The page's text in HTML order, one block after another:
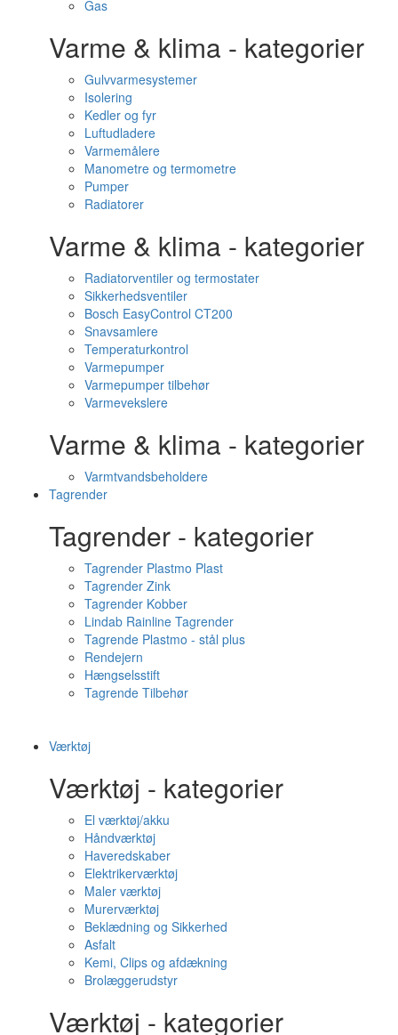
Gas
Varme & klima - kategorier
Gulvvarmesystemer
Isolering
Kedler og fyr
Luftudladere
Varmemålere
Manometre og termometre
Pumper
Radiatorer
Varme & klima - kategorier
Radiatorventiler og termostater
Sikkerhedsventiler
Bosch EasyControl CT200
Snavsamlere
Temperaturkontrol
Varmepumper
Varmepumper tilbehør
Varmevekslere
Varme & klima - kategorier
Varmtvandsbeholdere
Tagrender
Tagrender - kategorier
Tagrender Plastmo Plast
Tagrender Zink
Tagrender Kobber
Lindab Rainline Tagrender
Tagrende Plastmo - stål plus
Rendejern
Hængselsstift
Tagrende Tilbehør
Værktøj
Værktøj - kategorier
El værktøj/akku
Håndværktøj
Haveredskaber
Elektrikerværktøj
Maler værktøj
Murerværktøj
Beklædning og Sikkerhed
Asfalt
Kemi, Clips og afdækning
Brolæggerudstyr
Værktøj - kategorier